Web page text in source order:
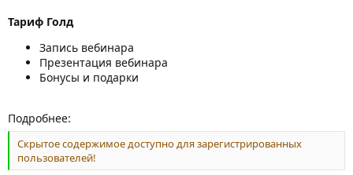
Тариф Голд
Запись вебинара
Презентация вебинара
Бонусы и подарки
Подробнее:
Скрытое содержимое доступно для зарегистрированных
пользователей!